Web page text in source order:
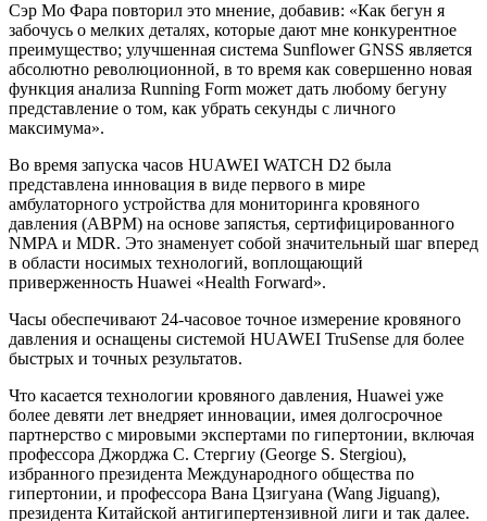
Сэр Мо Фара повторил это мнение, добавив: «Как бегун я
забочусь о мелких деталях, которые дают мне конкурентное
преимущество; улучшенная система Sunflower GNSS является
абсолютно революционной, в то время как совершенно новая
функция анализа Running Form может дать любому бегуну
представление о том, как убрать секунды с личного
максимума».
Во время запуска часов HUAWEI WATCH D2 была
представлена инновация в виде первого в мире
амбулаторного устройства для мониторинга кровяного
давления (ABPM) на основе запястья, сертифицированного
NMPA и MDR. Это знаменует собой значительный шаг вперед
в области носимых технологий, воплощающий
приверженность Huawei «Health Forward».
Часы обеспечивают 24-часовое точное измерение кровяного
давления и оснащены системой HUAWEI TruSense для более
быстрых и точных результатов.
Что касается технологии кровяного давления, Huawei уже
более девяти лет внедряет инновации, имея долгосрочное
партнерство с мировыми экспертами по гипертонии, включая
профессора Джорджа С. Стергиу (George S. Stergiou),
избранного президента Международного общества по
гипертонии, и профессора Вана Цзигуана (Wang Jiguang),
президента Китайской антигипертензивной лиги и так далее.